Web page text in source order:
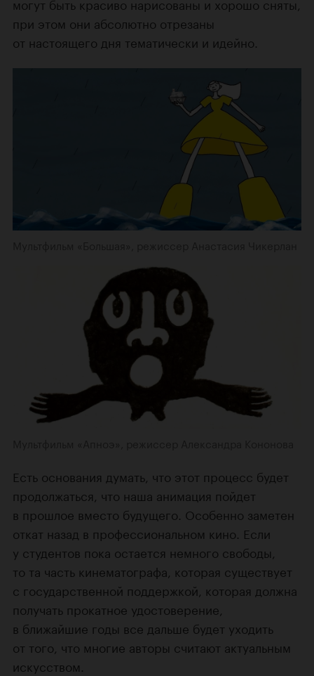
при этом они абсолютно отрезаны
от настоящего дня тематически и идейно.
Есть основания думать, что этот процесс будет
продолжаться, что наша анимация пойдет
в прошлое вместо будущего. Особенно заметен
откат назад в профессиональном кино. Если
у студентов пока остается немного свободы,
то та часть кинематографа, которая существует
с государственной поддержкой, которая должна
получать прокатное удостоверение,
в ближайшие годы все дальше будет уходить
от того, что многие авторы считают актуальным
искусством.